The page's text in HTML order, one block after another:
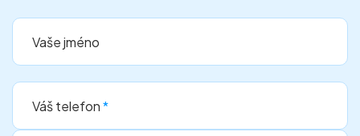
Vaše jméno
Váš telefon*